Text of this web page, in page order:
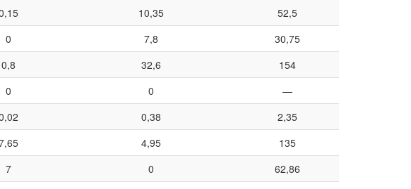
10,35
52,5
0 7,8
30,75
0,8 32,6
154
0 0
—
0,38
2,35
4,95
135
7 0
62,86